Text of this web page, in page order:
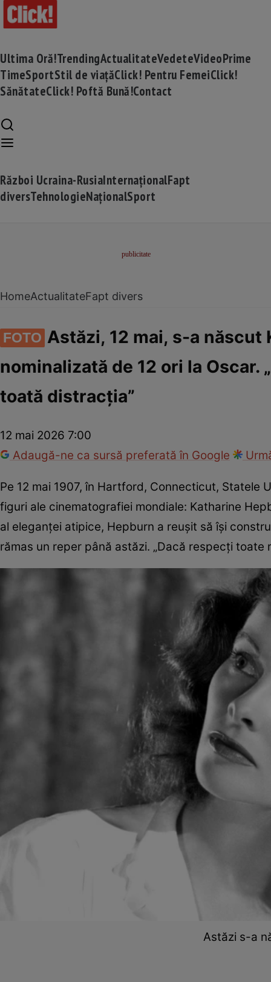
Ultima Oră!TrendingActualitateVedeteVideoPrime
TimeSportStil de viațăClick! Pentru FemeiClick!
SănătateClick! Poftă Bună!Contact
Război Ucraina-RusiaInternaționalFapt
diversTehnologieNaționalSport
HomeActualitateFapt divers
FOTO Astăzi, 12 mai, s-a
nominalizată de 12 ori la
toată distracția”
12 mai 2026 7:00
Adaugă-ne ca sursă preferată în Google
Pe 12 mai 1907, în Hartford, Connecticut, Statele
figuri ale cinematografiei mondiale: Katharine
al eleganței atipice, Hepburn a reușit să își
rămas un reper până astăzi. „Dacă respecți
Astăzi s-a